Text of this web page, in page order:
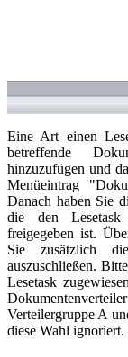
Eine Art einen
betreffende
hinzuzufügen und
Menüeintrag
Danach haben Sie
die den
freigegeben ist.
Sie zusätzlich
auszuschließen.
Lesetask
Verteilergruppe A
diese Wahl ignoriert.